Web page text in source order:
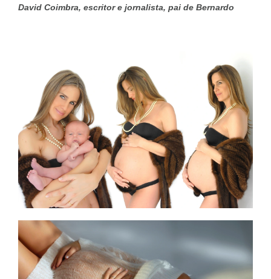
David Coimbra, escritor e jornalista, pai de Bernardo